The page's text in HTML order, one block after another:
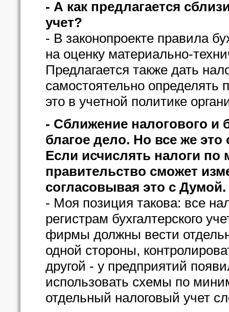
- А как предлагается
учет?
- В законопроекте правила
на оценку материально-
Предлагается также дать
самостоятельно определять
это в учетной политике
- Сближение налогового и
благое дело. Но все же
Если исчислять налоги
правительство сможет
согласовывая это с Думой.
- Моя позиция такова: все
регистрам бухгалтерского
фирмы должны вести
одной стороны,
другой - у предприятий
использовать схемы по
отдельный налоговый учет